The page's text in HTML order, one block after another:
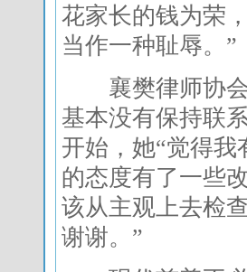
花家长的钱为荣
当作一种耻辱。”
襄樊律师协会
基本没有保持联
开始，她“觉得
的态度有了一些
该从主观上去检
谢谢。”